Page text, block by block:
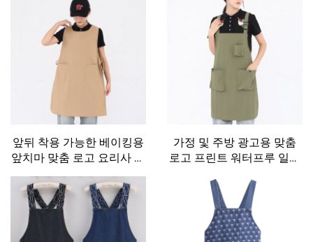
앞뒤 착용 가능한 베이킹용
앞치마 맞춤 로고 요리사 타
슬론 원단 일본식 요리 앞치
가정 및 주방 광고용 맞춤
로고 프린트 워터프루 일자